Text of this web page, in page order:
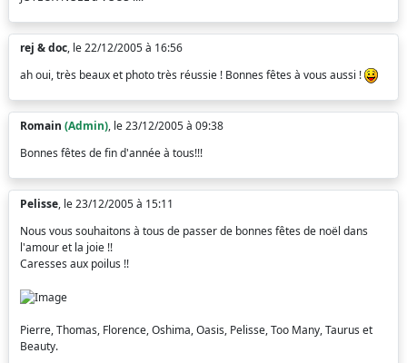
rej & doc, le 22/12/2005 à 16:56
ah oui, très beaux et photo très réussie ! Bonnes fêtes à vous aussi !
Romain (Admin), le 23/12/2005 à 09:38
Bonnes fêtes de fin d'année à tous!!!
Pelisse, le 23/12/2005 à 15:11
Nous vous souhaitons à tous de passer de bonnes fêtes de noël dans
l'amour et la joie !!
Caresses aux poilus !!
Pierre, Thomas, Florence, Oshima, Oasis, Pelisse, Too Many, Taurus et
Beauty.